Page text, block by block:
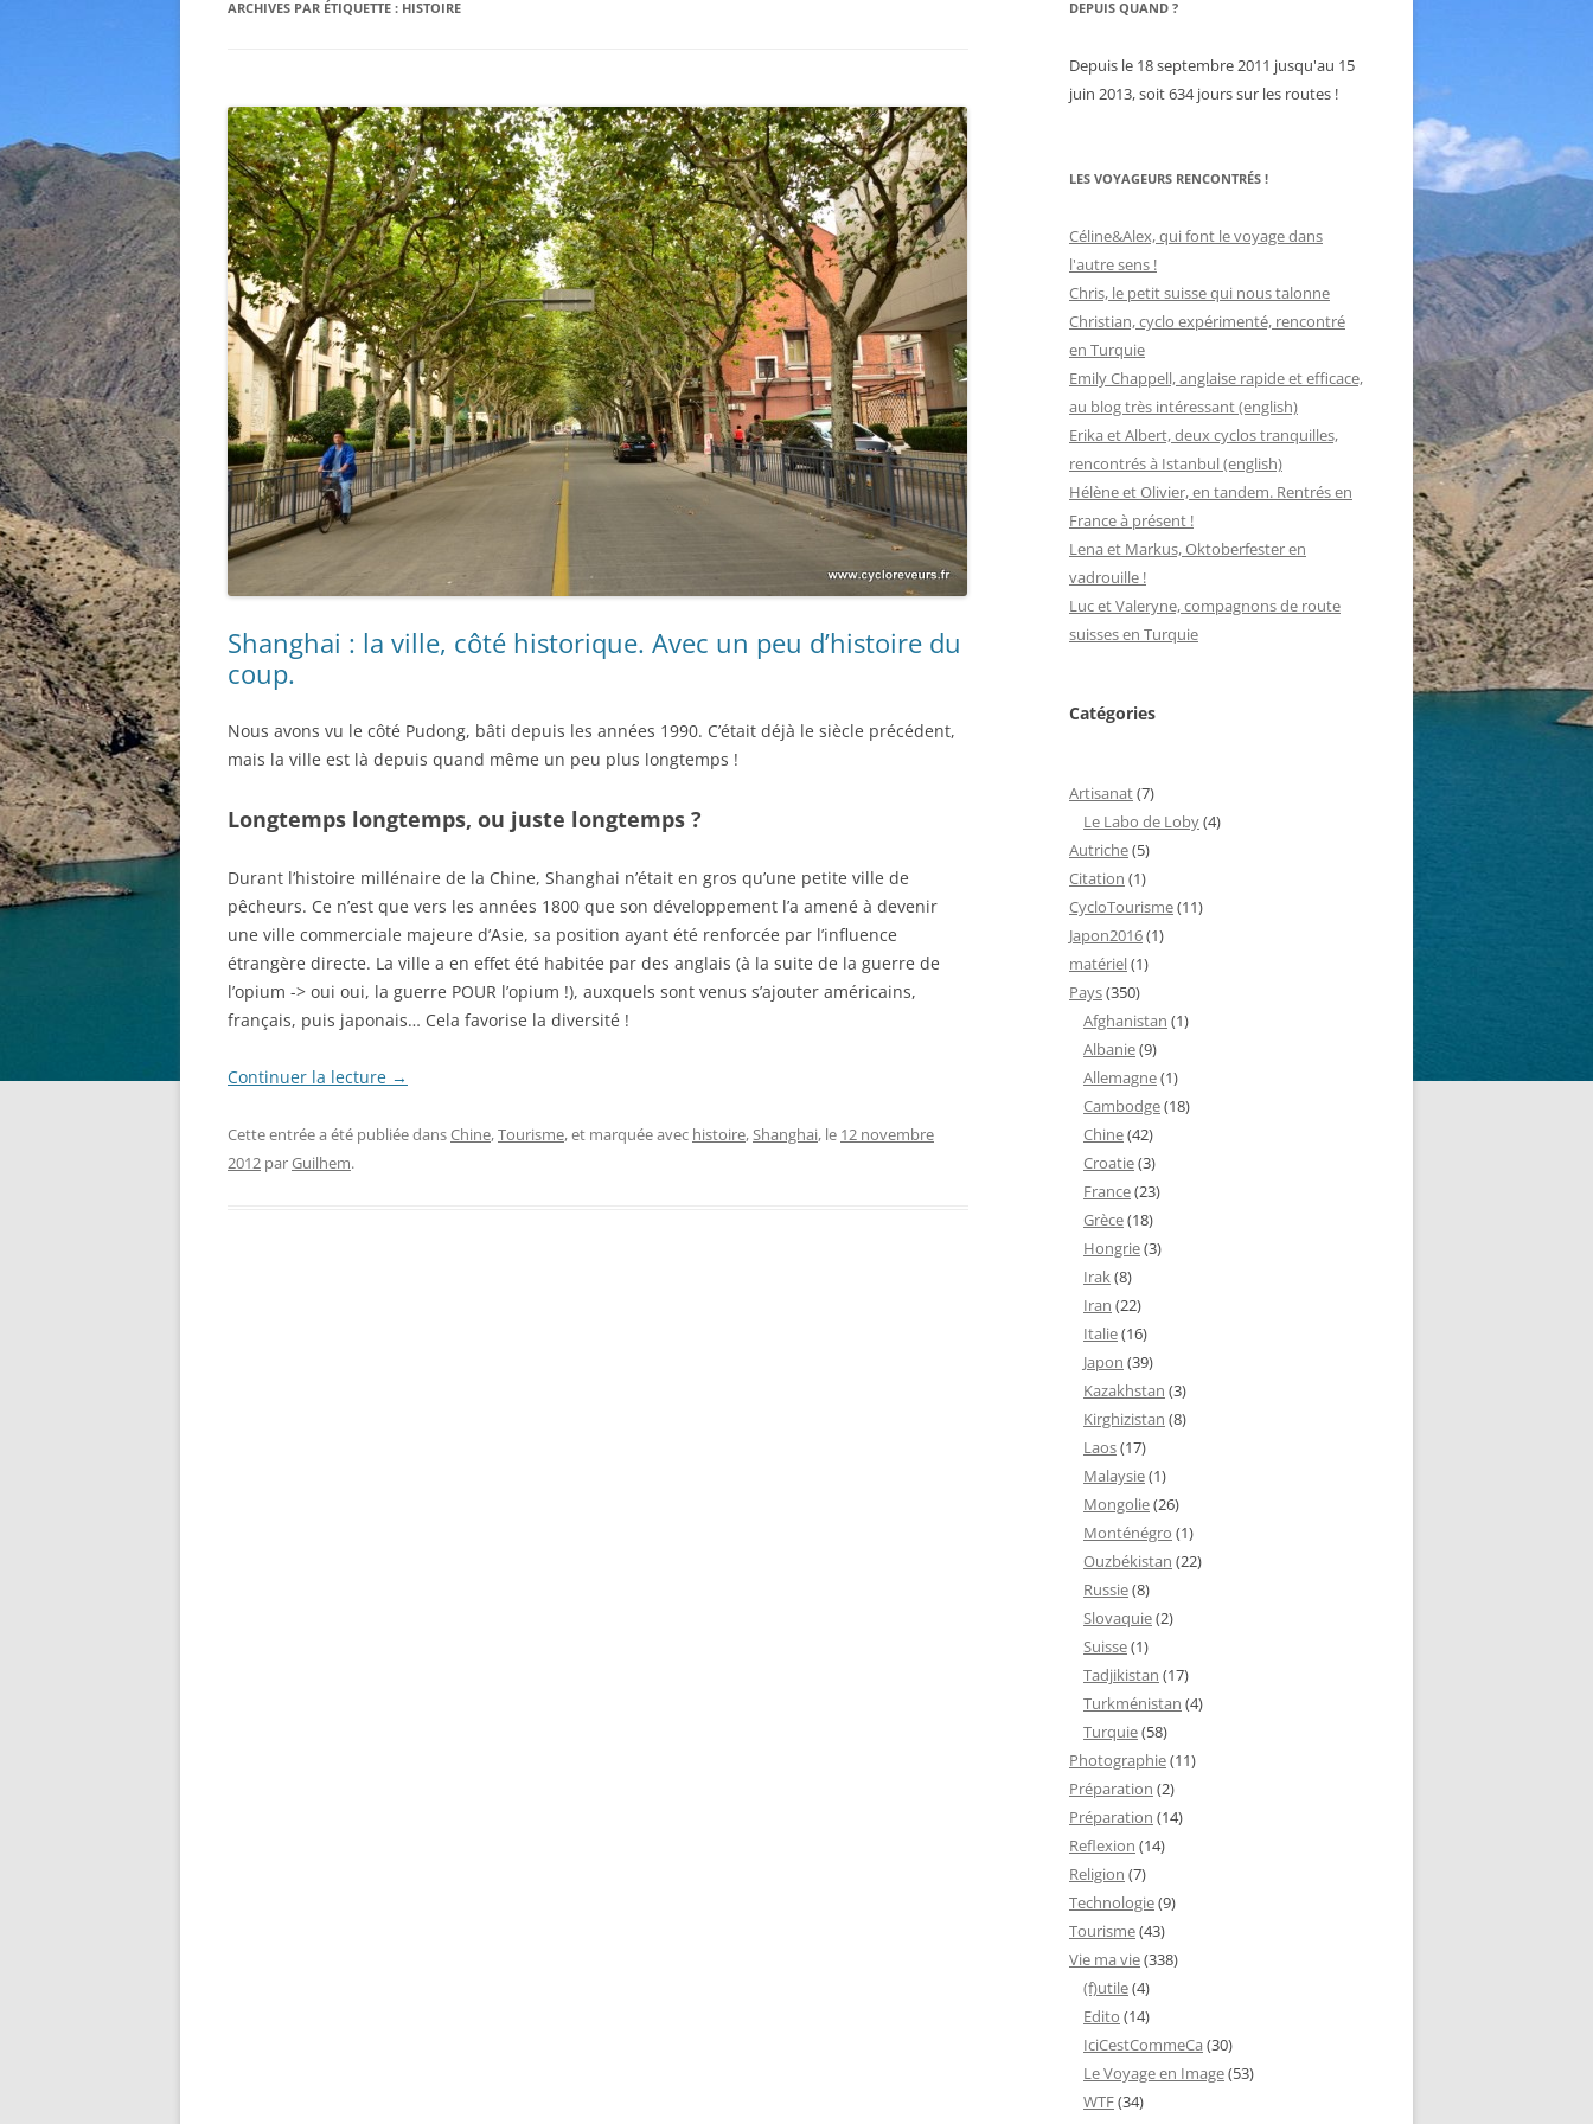
ARCHIVES PAR ÉTIQUETTE : HISTOIRE
Shanghai : la ville, côté historique. Avec un peu d’histoire du
coup.
Nous avons vu le côté Pudong, bâti depuis les années 1990. C’était déjà le siècle précédent,
mais la ville est là depuis quand même un peu plus longtemps !
Longtemps longtemps, ou juste longtemps ?
Durant l’histoire millénaire de la Chine, Shanghai n’était en gros qu’une petite ville de
pêcheurs. Ce n’est que vers les années 1800 que son développement l’a amené à devenir
une ville commerciale majeure d’Asie, sa position ayant été renforcée par l’influence
étrangère directe. La ville a en effet été habitée par des anglais (à la suite de la guerre de
l’opium -> oui oui, la guerre POUR l’opium !), auxquels sont venus s’ajouter américains,
français, puis japonais… Cela favorise la diversité !
Continuer la lecture →
Cette entrée a été publiée dansChine,Tourisme, et marquée avec histoire,Shanghai, le 12 novembre
2012 parGuilhem.
DEPUIS QUAND ?
Depuis le 18 septembre 2011 jusqu'au 15
juin 2013, soit 634 jours sur les routes !
LES VOYAGEURS RENCONTRÉS !
Céline&Alex, qui font le voyage dans
l'autre sens !
Chris, le petit suisse qui nous talonne
Christian, cyclo expérimenté, rencontré
en Turquie
Emily Chappell, anglaise rapide et efficace,
au blog très intéressant (english)
Erika et Albert, deux cyclos tranquilles,
rencontrés à Istanbul (english)
Hélène et Olivier, en tandem. Rentrés en
France à présent !
Lena et Markus, Oktoberfester en
vadrouille !
Luc et Valeryne, compagnons de route
suisses en Turquie
Catégories
Artisanat(7)
Le Labo de Loby(4)
Autriche(5)
Citation (1)
CycloTourisme(11)
Japon2016(1)
matériel(1)
Pays(350)
Afghanistan (1)
Albanie(9)
Allemagne(1)
Cambodge(18)
Chine(42)
Croatie(3)
France(23)
Grèce(18)
Hongrie(3)
Irak(8)
Iran (22)
Italie(16)
Japon (39)
Kazakhstan (3)
Kirghizistan (8)
Laos(17)
Malaysie(1)
Mongolie(26)
Monténégro (1)
Ouzbékistan (22)
Russie(8)
Slovaquie(2)
Suisse(1)
Tadjikistan (17)
Turkménistan (4)
Turquie(58)
Photographie(11)
Préparation (2)
Préparation (14)
Reflexion (14)
Religion (7)
Technologie(9)
Tourisme(43)
Vie ma vie(338)
(f)utile(4)
Edito (14)
IciCestCommeCa (30)
Le Voyage en Image(53)
WTF(34)